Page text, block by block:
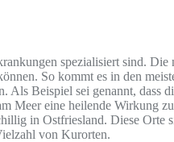
spezialisiert sind.
So kommt es in den
Beispiel sei genannt,
Meer eine heilende Wirkung
in Ostfriesland. Diese
von Kurorten.